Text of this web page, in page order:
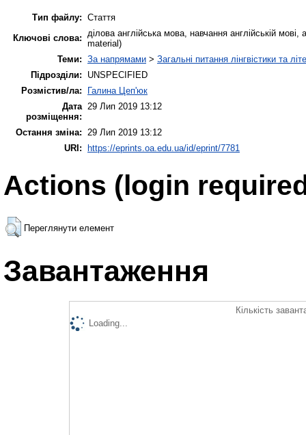
Тип файлу: Стаття
Ключові слова:
ділова англійська мова, навчання англійській
material)
Теми: За напрямами > Загальні питання лінгвістики та
Підрозділи:
UNSPECIFIED
Розмістив/ла:
Галина Цеп'юк
Дата
розміщення:
29 Лип 2019 13:12
Остання зміна:
29 Лип 2019 13:12
URI: https://eprints.oa.edu.ua/id/eprint/7781
Actions (login
Переглянути елемент
Завантаження
Кількість
Loading...